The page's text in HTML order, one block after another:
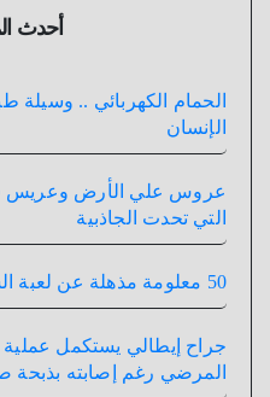
أحدث
الحمام الكهربائي .. وسيلة
الإنسان
عروس علي الأرض وعريس
التي تحدت الجاذبية
50 معلومة مذهلة عن لعبة الشطرنج
جراح إيطالي يستكمل
المرضي رغم إصابته بذبحة